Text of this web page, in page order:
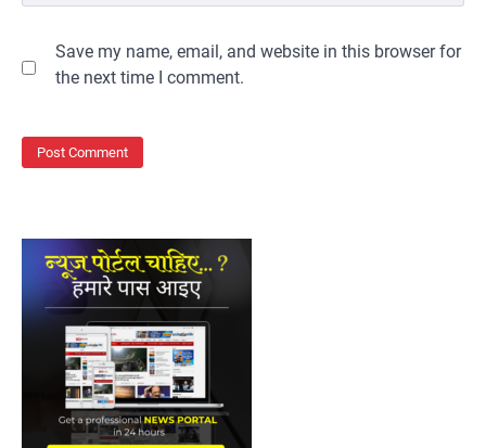
Save my name, email, and website in this browser for
the next time I comment.